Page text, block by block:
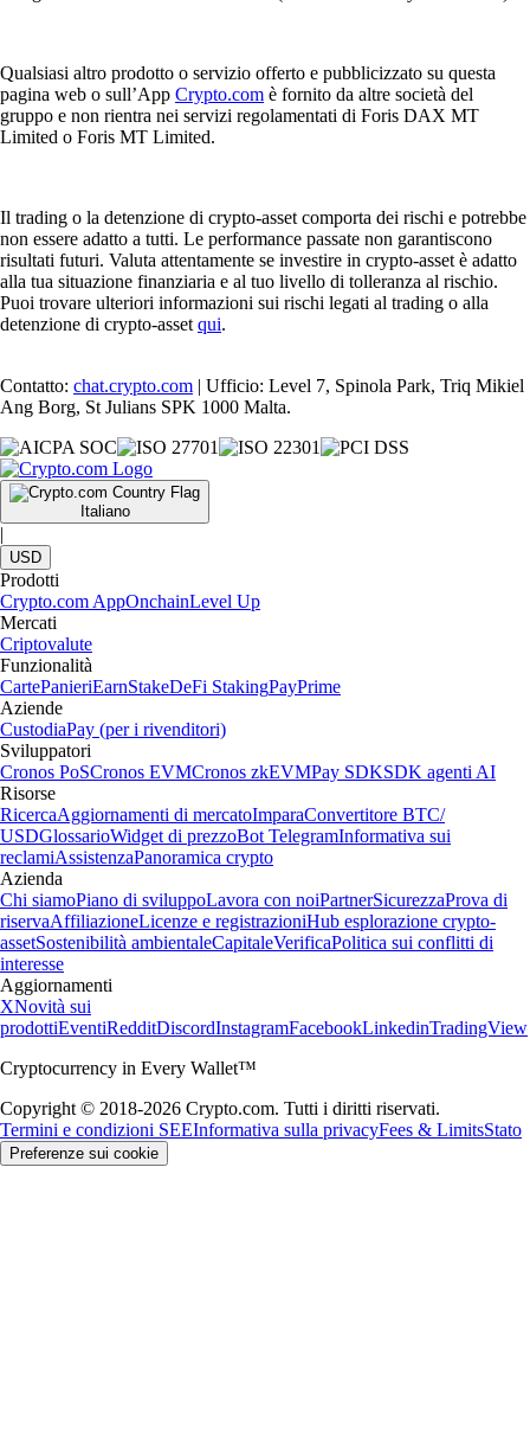
Qualsiasi altro prodotto o servizio offerto e pubblicizzato su questa
pagina web o sull’App Crypto.com è fornito da altre società del
gruppo e non rientra nei servizi regolamentati di Foris DAX MT
Limited o Foris MT Limited.
Il trading o la detenzione di crypto-asset comporta dei rischi e potrebbe
non essere adatto a tutti. Le performance passate non garantiscono
risultati futuri. Valuta attentamente se investire in crypto-asset è adatto
alla tua situazione finanziaria e al tuo livello di tolleranza al rischio.
Puoi trovare ulteriori informazioni sui rischi legati al trading o alla
detenzione di crypto-asset qui.
Contatto: chat.crypto.com | Ufficio: Level 7, Spinola Park, Triq Mikiel
Ang Borg, St Julians SPK 1000 Malta.
Italiano
|
USD
Prodotti
Crypto.com AppOnchainLevel Up
Mercati
Criptovalute
Funzionalità
CartePanieriEarnStakeDeFi StakingPayPrime
Aziende
CustodiaPay (per i rivenditori)
Sviluppatori
Cronos PoSCronos EVMCronos zkEVMPay SDKSDK agenti AI
Risorse
RicercaAggiornamenti di mercatoImparaConvertitore BTC/
USDGlossarioWidget di prezzoBot TelegramInformativa sui
reclamiAssistenzaPanoramica crypto
Azienda
Chi siamoPiano di sviluppoLavora con noiPartnerSicurezzaProva di
riservaAffiliazioneLicenze e registrazioniHub esplorazione crypto-
assetSostenibilità ambientaleCapitaleVerificaPolitica sui conflitti di
interesse
Aggiornamenti
XNovità sui
prodottiEventiRedditDiscordInstagramFacebookLinkedinTradingView
Cryptocurrency in Every Wallet™
Copyright © 2018-2026 Crypto.com. Tutti i diritti riservati.
Termini e condizioni SEEInformativa sulla privacyFees & LimitsStato
Preferenze sui cookie